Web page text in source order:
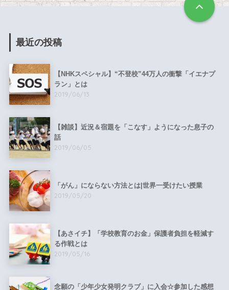
最近の投稿
【NHKスペシャル】“不登校”44万人の衝撃「イエナプ
ラン」とは
2019/06/13
【雑談】近況＆宿題を「こなす」ようになった息子の
話
2019/06/05
「がん」にならない方法とは|世界一受けたい授業
2019/05/20
【あさイチ】「学校教育のお金」保護者負担を軽減す
る作戦とは
2019/05/16
念願の「少年少女発明クラブ」に入会☆参加した感想